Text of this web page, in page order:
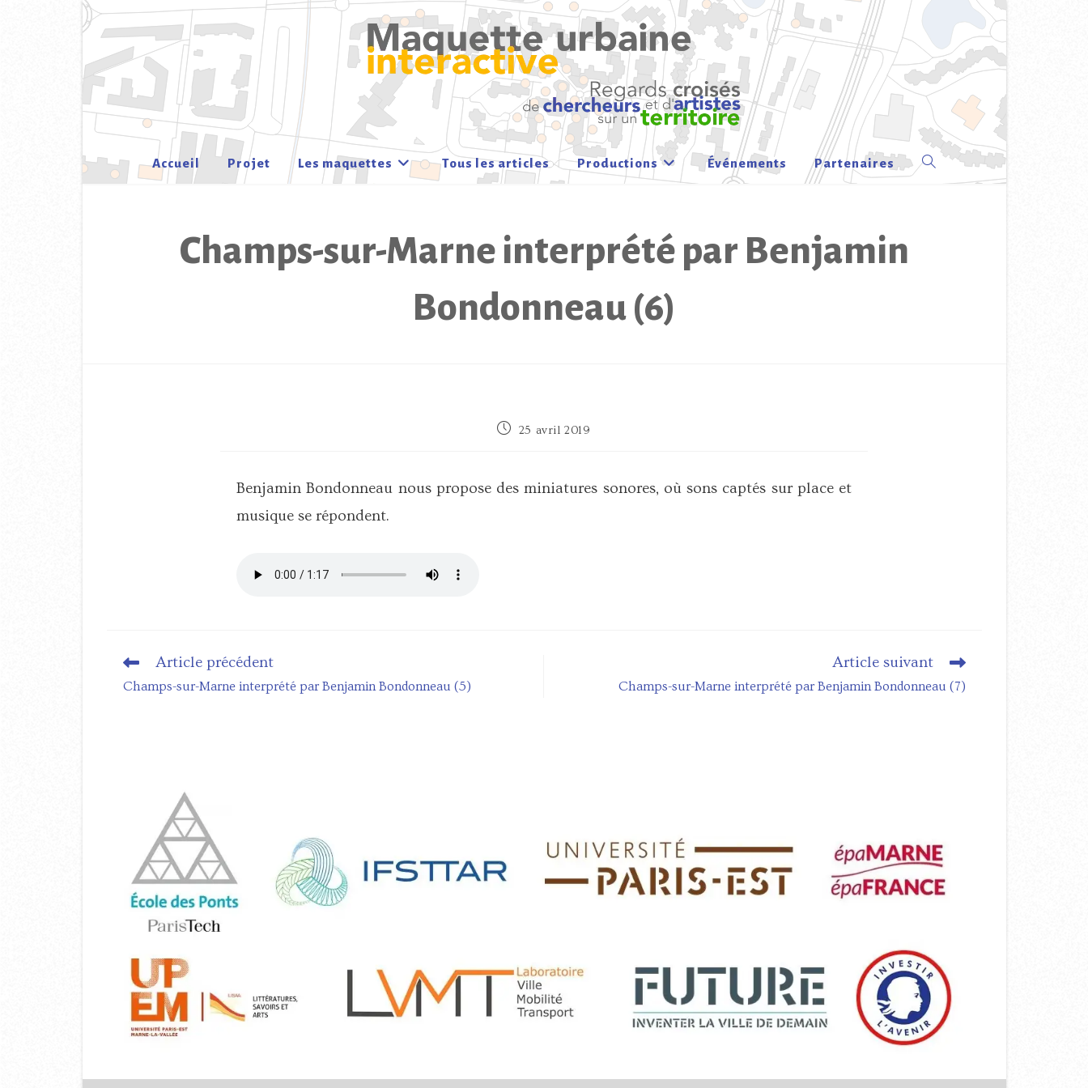
Accueil Projet Les maquettes Tous les articles Productions Événements Partenaires Toggle
Champs-sur-Marne interprété par Benjamin
Bondonneau (6)
Publication
25 avril 2019
Benjamin Bondonneau nous propose des miniatures sonores, où sons captés sur place et
musique se répondent.
Read
articles
Article précédent
Champs-sur-Marne interprété par Benjamin Bondonneau (5)
Article suivant
Champs-sur-Marne interprété par Benjamin Bondonneau (7)